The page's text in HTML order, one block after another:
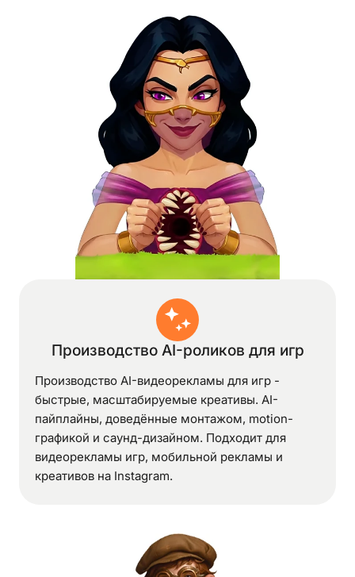
Производство AI-роликов для игр
Производство AI-видеорекламы для игр -
быстрые, масштабируемые креативы. AI-
пайплайны, доведённые монтажом, motion-
графикой и саунд-дизайном. Подходит для
видеорекламы игр, мобильной рекламы и
креативов на Instagram.